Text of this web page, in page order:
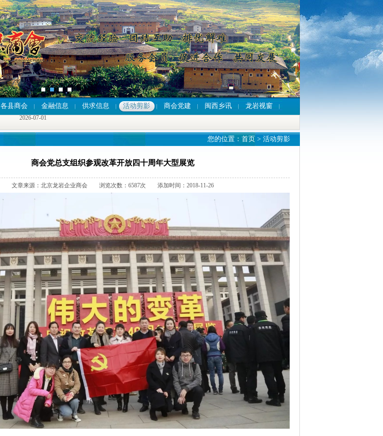
各县商会 金融信息 供求信息 活动剪影 商会党建 闽西乡讯 龙岩视窗
2026-07-01
2026-07-01
您的位置： 首页 > 活动剪影
商会党总支组织参观改革开放四十周年大型展览
文章来源：北京龙岩企业商会 浏览次数：6587次 添加时间：2018-11-26